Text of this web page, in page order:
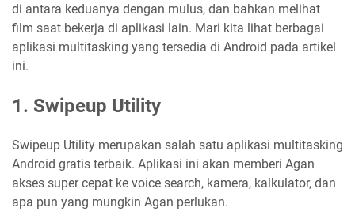
di antara keduanya dengan mulus, dan bahkan melihat
film saat bekerja di aplikasi lain. Mari kita lihat berbagai
aplikasi multitasking yang tersedia di Android pada artikel
ini.
1. Swipeup Utility
Swipeup Utility merupakan salah satu aplikasi multitasking
Android gratis terbaik. Aplikasi ini akan memberi Agan
akses super cepat ke voice search, kamera, kalkulator, dan
apa pun yang mungkin Agan perlukan.